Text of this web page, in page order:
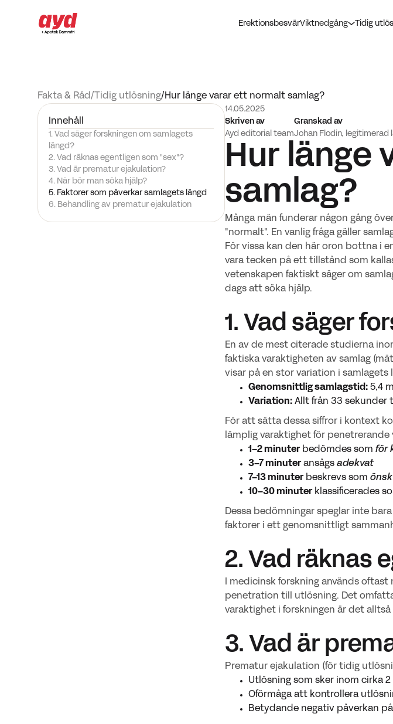
ErektionsbesvärViktnedgång Tidig
Fakta & Råd / Tidig utlösning/ Hur länge varar ett normalt samlag?
Innehåll
1. Vad säger forskningen om samlagets
längd?
2. Vad räknas egentligen som "sex"?
3. Vad är prematur ejakulation?
4. När bör man söka hjälp?
5. Faktorer som påverkar samlagets längd
6. Behandling av prematur ejakulation
14.05.2025
Skriven av
Ayd editorial team
Granskad av
Johan Flodin, legitimerad
Hur länge
samlag?
Många män funderar någon gång
"normalt". En vanlig fråga gäller
För vissa kan den här oron bottna i
vara tecken på ett tillstånd som
vetenskapen faktiskt säger om
dags att söka hjälp.
1. Vad säger
En av de mest citerade studierna
faktiska varaktigheten av samlag
visar på en stor variation i samlagets
Genomsnittlig samlagstid: 5,4
Variation: Allt från 33 sekunder
För att sätta dessa siffror i kontext
lämplig varaktighet för penetrerande
1–2 minuterbedömdes som för
3–7 minuteransågs adekvat
7–13 minuterbeskrevs som
10–30 minuterklassificerades
Dessa bedömningar speglar inte
faktorer i ett genomsnittligt
2. Vad räknas
I medicinsk forskning används
penetration till utlösning. Det
varaktighet i forskningen är det
3. Vad är
Prematur ejakulation (för tidig
Utlösning som sker inom cirka
Oförmåga att kontrollera
Betydande negativ påverkan